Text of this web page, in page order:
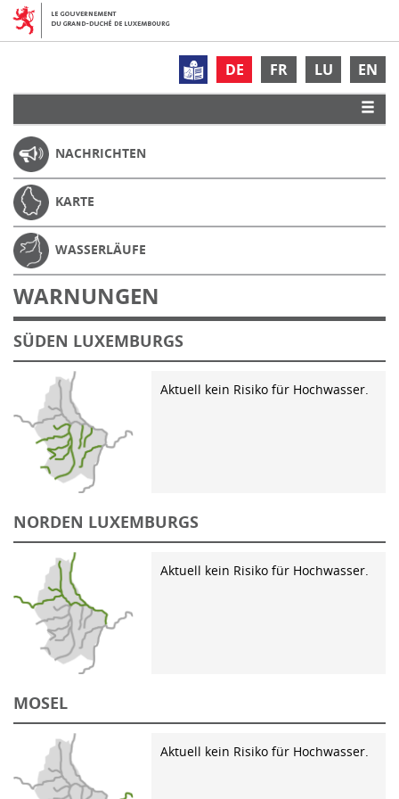
DE FR LU EN
NACHRICHTEN
KARTE
WASSERLÄUFE
WARNUNGEN
SÜDEN LUXEMBURGS
Aktuell kein Risiko für Hochwasser.
NORDEN LUXEMBURGS
Aktuell kein Risiko für Hochwasser.
MOSEL
Aktuell kein Risiko für Hochwasser.